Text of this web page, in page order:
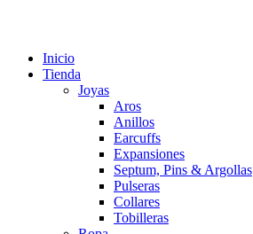
Inicio
Tienda
Joyas
Aros
Anillos
Earcuffs
Expansiones
Septum, Pins & Argollas
Pulseras
Collares
Tobilleras